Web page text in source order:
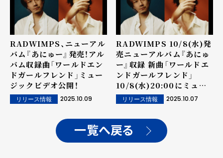
RADWIMPS、ニューアル
バム『あにゅー』発売！アル
バム収録曲「ワールドエン
ドガールフレンド」ミュー
ジックビデオ公開！
リリース情報 2025.10.09
RADWIMPS 10/8(水)発
売ニューアルバム『あにゅ
ー』収録 新曲「ワールドエ
ンドガールフレンド」
10/8(水)20:00にミュー
ジックビデオYouTubeプ
レミア公開決定！
リリース情報 2025.10.07
一覧へ戻る